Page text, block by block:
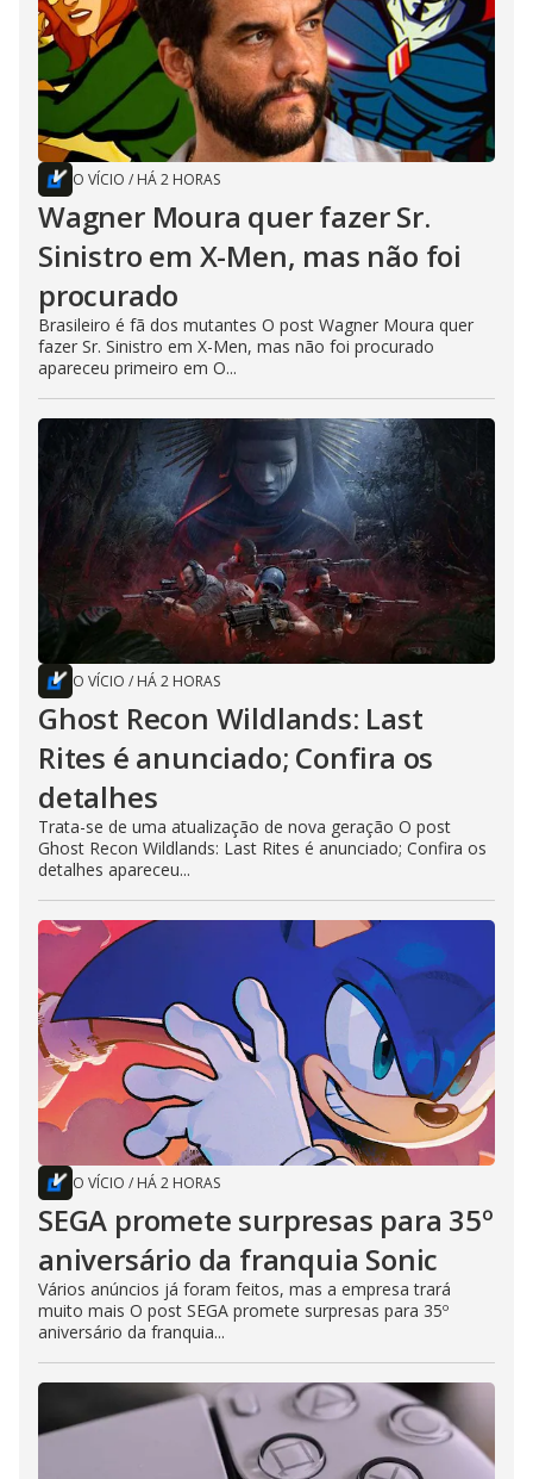
O VÍCIO / HÁ 2 HORAS
Wagner Moura quer fazer Sr.
Sinistro em X-Men, mas não foi
procurado
Brasileiro é fã dos mutantes O post Wagner Moura quer
fazer Sr. Sinistro em X-Men, mas não foi procurado
apareceu primeiro em O...
O VÍCIO / HÁ 2 HORAS
Ghost Recon Wildlands: Last
Rites é anunciado; Confira os
detalhes
Trata-se de uma atualização de nova geração O post
Ghost Recon Wildlands: Last Rites é anunciado; Confira os
detalhes apareceu...
O VÍCIO / HÁ 2 HORAS
SEGA promete surpresas para 35º
aniversário da franquia Sonic
Vários anúncios já foram feitos, mas a empresa trará
muito mais O post SEGA promete surpresas para 35º
aniversário da franquia...